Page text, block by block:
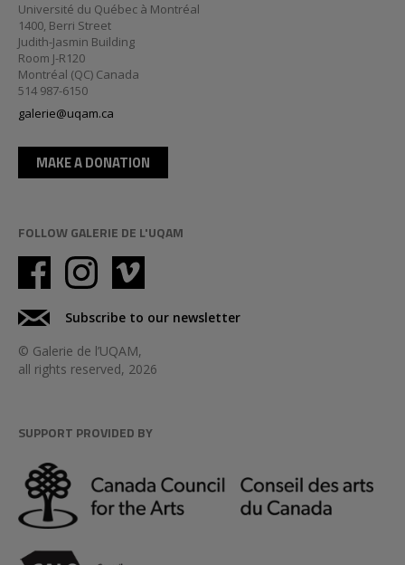
Université du Québec à Montréal
1400, Berri Street
Judith-Jasmin Building
Room J-R120
Montréal (QC) Canada
514 987-6150
galerie@uqam.ca
MAKE A DONATION
FOLLOW GALERIE DE L'UQAM
Subscribe to our newsletter
© Galerie de l’UQAM,
all rights reserved, 2026
SUPPORT PROVIDED BY